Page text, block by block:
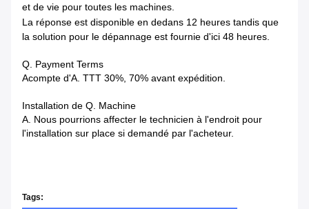
et de vie pour toutes les machines.
La réponse est disponible en dedans 12 heures tandis que
la solution pour le dépannage est fournie d'ici 48 heures.
Q. Payment Terms
Acompte d'A. TTT 30%, 70% avant expédition.
Installation de Q. Machine
A. Nous pourrions affecter le technicien à l'endroit pour
l'installation sur place si demandé par l'acheteur.
Tags: